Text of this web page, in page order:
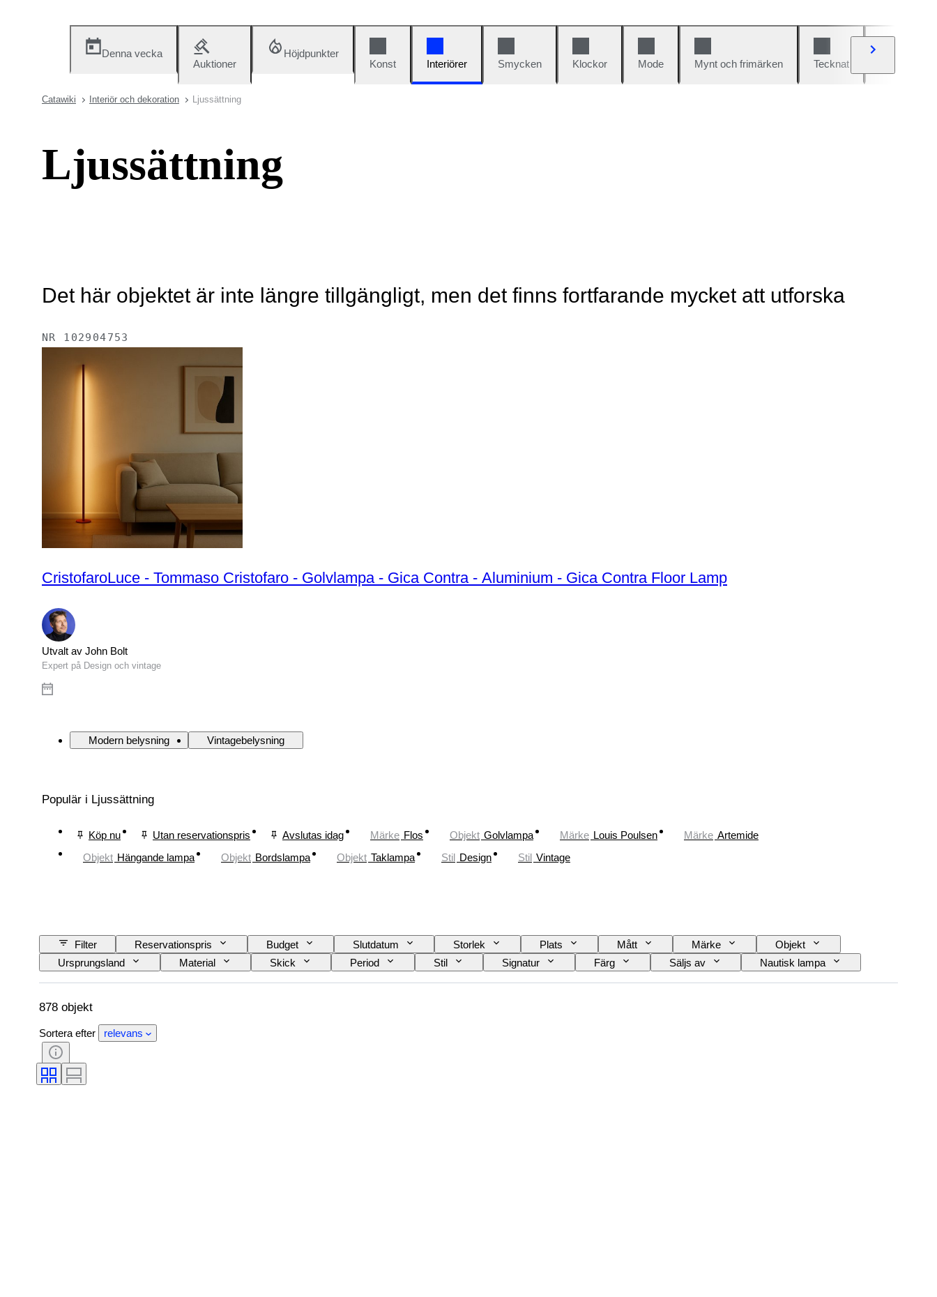
Denna vecka
Auktioner
Höjdpunkter
Konst
Interiörer Smycken Klockor Mode Mynt och frimärken Tecknat
Catawiki Interiör och dekoration Ljussättning
Ljussättning
Det här objektet är inte längre tillgängligt, men det finns fortfarande mycket att utforska
NR 102904753
CristofaroLuce - Tommaso Cristofaro - Golvlampa - Gica Contra - Aluminium - Gica Contra Floor Lamp
Utvalt av John Bolt
Expert på Design och vintage
Modern belysning Vintagebelysning
Populär i Ljussättning
Köp nu Utan reservationspris Avslutas idag Märke Flos Objekt Golvlampa Märke Louis Poulsen Märke Artemide
Objekt Hängande lampa Objekt Bordslampa Objekt Taklampa Stil Design Stil Vintage
Filter Reservationspris Budget Slutdatum Storlek Plats Mått Märke
Objekt
Ursprungsland
Material Skick Period Stil Signatur Färg Säljs av
Nautisk lampa
Era
Skapare Modell
878 objekt
Sortera efter relevans